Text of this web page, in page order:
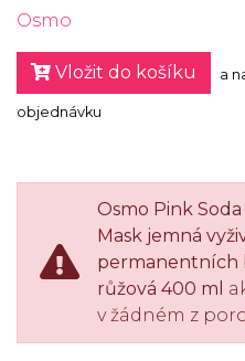
Osmo
Vložit do košíku a
objednávku
Osmo Pink
Mask jemná
permanentních
růžová 400 ml
v žádném z